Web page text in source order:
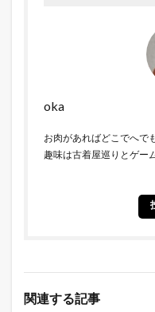
oka
お肉があればどこでへで
趣味は古着屋巡りとゲー
関連する記事